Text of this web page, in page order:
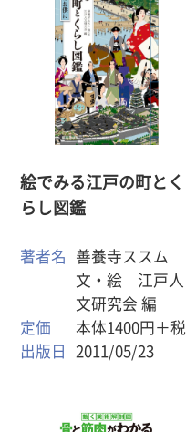
絵でみる江戸の町とく
らし図鑑
著者名
善養寺ススム
文・絵 江戸人
文研究会 編
定価
本体1400円＋税
出版日
2011/05/23